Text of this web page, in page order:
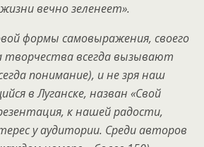
вечно зеленеет».
формы самовыражения, своего
творчества всегда вызывают
понимание), и не зря наш
в Луганске, назван «Свой
к нашей радости,
у аудитории. Среди авторов